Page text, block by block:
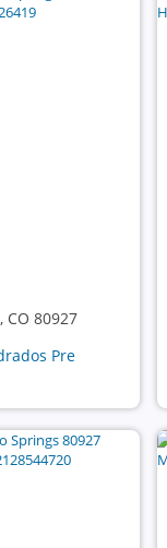
CO 80927
Pre